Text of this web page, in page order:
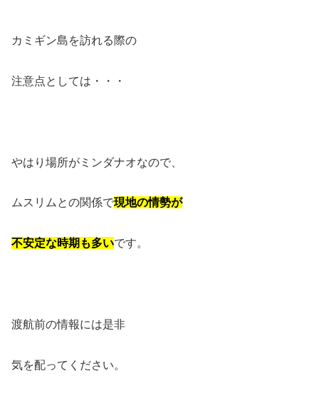
カミギン島を訪れる際の
注意点としては・・・
やはり場所がミンダナオなので、
ムスリムとの関係で現地の情勢が
不安定な時期も多いです。
渡航前の情報には是非
気を配ってください。